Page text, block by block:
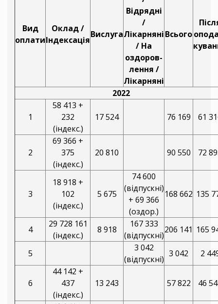
Вид
оплати
Оклад /
Індексація
Вислуга
Відрядні
/
Лікарняні
/ На
оздоров-
лення /
Лікарняні
Всього
2022
1
58 413 +
232
(індекс.)
17 524 76 169 61
2
69 366 +
375
(індекс.)
20 810 90 550 72
3
18 918 +
102
(індекс.)
5 675
74 600
(відпускні)
+ 69 366
(оздор.)
168 662 135
4
29 728 161
(індекс.)
8 918
167 333
(відпускні)
206 141 165
5
3 042
(відпускні)
3 042 2
6
44 142 +
437
(індекс.)
13 243 57 822 46